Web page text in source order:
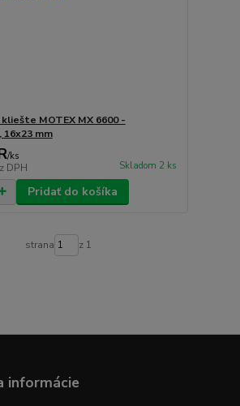
MOTEX MX 6600 -
mm
/ks
DPH Skladom 2 ks
Pridať do košíka
strana z 1
informácie